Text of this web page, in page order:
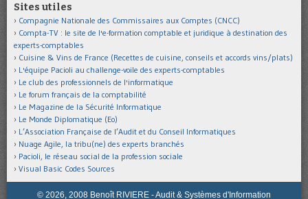
Sites utiles
Compagnie Nationale des Commissaires aux Comptes (CNCC)
Compta-TV : le site de l'e-formation comptable et juridique à destination des
experts-comptables
Cuisine & Vins de France (Recettes de cuisine, conseils et accords vins/plats)
L'équipe Pacioli au challenge-voile des experts-comptables
Le club des professionnels de l'informatique
Le forum français de la comptabilité
Le Magazine de la Sécurité Informatique
Le Monde Diplomatique (Eo)
L’Association Française de l’Audit et du Conseil Informatiques
Nuage Agile, la tribu(ne) des experts branchés
Pacioli, le réseau social de la profession sociale
Visual Basic Codes Sources
© 2026, 2008 Benoît RIVIERE - Audit & Systèmes d'Information